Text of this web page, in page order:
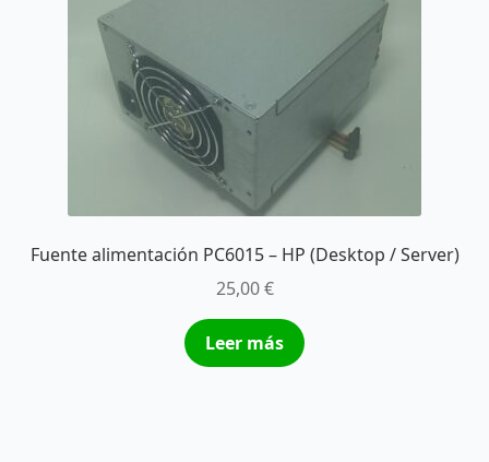
Fuente alimentación PC6015 – HP (Desktop / Server)
25,00€
Leer más